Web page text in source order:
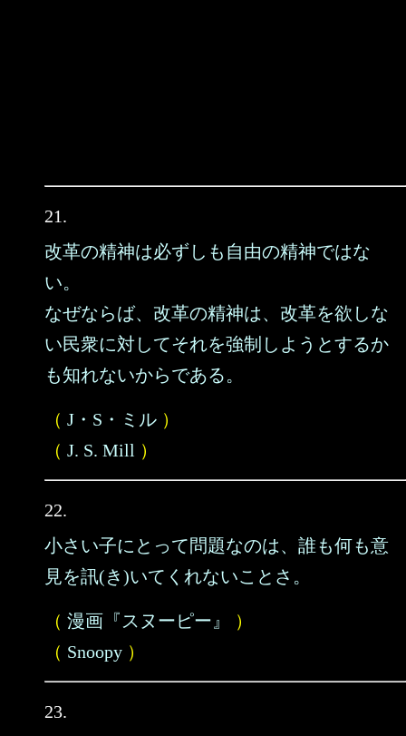
21.
改革の精神は必ずしも自由の精神ではな
い。
なぜならば、改革の精神は、改革を欲しな
い民衆に対してそれを強制しようとするか
も知れないからである。
（ J・S・ミル ）
（ J. S. Mill ）
22.
小さい子にとって問題なのは、誰も何も意
見を訊(き)いてくれないことさ。
（ 漫画『スヌーピー』
）
（ Snoopy ）
23.